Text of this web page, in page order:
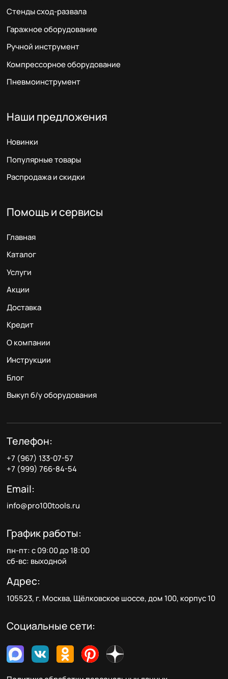
Стенды сход-развала
Гаражное оборудование
Ручной инструмент
Компрессорное оборудование
Пневмоинструмент
Наши предложения
Новинки
Популярные товары
Распродажа и скидки
Помощь и сервисы
Главная
Каталог
Услуги
Акции
Доставка
Кредит
О компании
Инструкции
Блог
Выкуп б/у оборудования
Телефон:
+7 (967) 133-07-57
+7 (999) 766-84-54
Email:
info@pro100tools.ru
График работы:
пн-пт: с 09:00 до 18:00
сб-вс: выходной
Адрес:
105523, г. Москва, Щёлковское шоссе, дом 100, корпус 10
Социальные сети: